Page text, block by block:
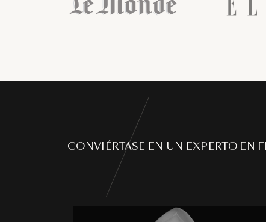
CONVIÉRTASE EN UN EXPERTO EN